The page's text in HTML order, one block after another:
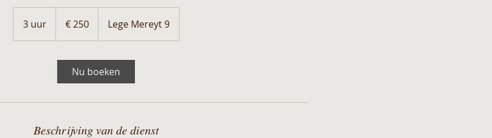
3 uur3
u
€ 250 Lege Mereyt 9
Nu boeken
Beschrijving van de dienst